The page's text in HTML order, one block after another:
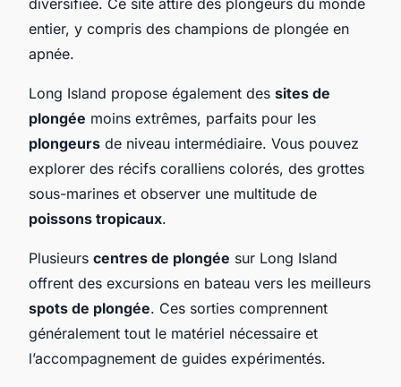
entier, y compris des champions de plongée en
apnée.
Long Island propose également des sites de
plongée moins extrêmes, parfaits pour les
plongeurs de niveau intermédiaire. Vous pouvez
explorer des récifs coralliens colorés, des grottes
sous-marines et observer une multitude de
poissons tropicaux.
Plusieurs centres de plongée sur Long Island
offrent des excursions en bateau vers les meilleurs
spots de plongée. Ces sorties comprennent
généralement tout le matériel nécessaire et
l’accompagnement de guides expérimentés.